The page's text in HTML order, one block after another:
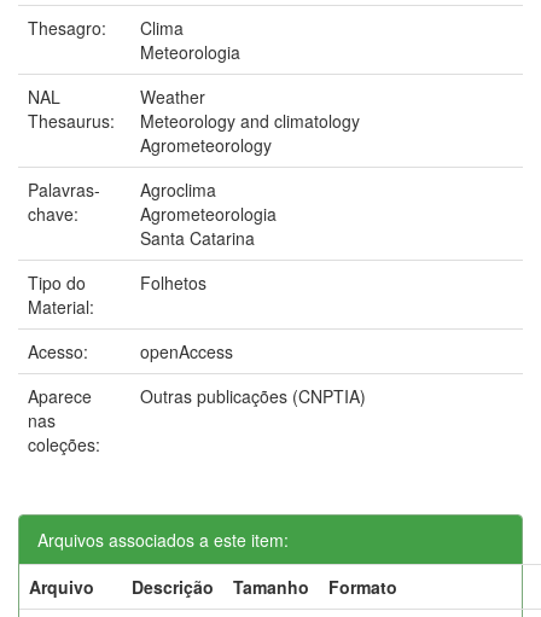
Thesagro:
Clima
Meteorologia
NAL
Thesaurus:
Weather
Meteorology and climatology
Agrometeorology
Palavras-
chave:
Agroclima
Agrometeorologia
Santa Catarina
Tipo do
Material:
Folhetos
Acesso:
openAccess
Aparece
nas
coleções:
Outras publicações (CNPTIA)
Arquivos associados a este item:
Arquivo
Descrição Tamanho
Formato